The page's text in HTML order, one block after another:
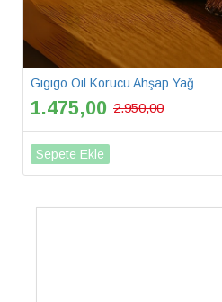
Gigigo Oil Korucu Ahşap Yağ
1.475,00 2.950,00
Sepete Ekle